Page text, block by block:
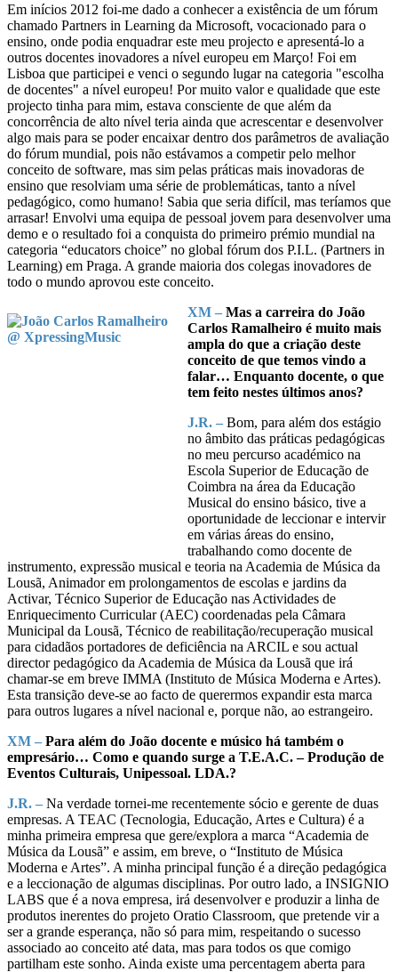
Em inícios 2012 foi-me dado a conhecer a existência de um fórum
chamado Partners in Learning da Microsoft, vocacionado para o
ensino, onde podia enquadrar este meu projecto e apresentá-lo a
outros docentes inovadores a nível europeu em Março! Foi em
Lisboa que participei e venci o segundo lugar na categoria "escolha
de docentes" a nível europeu! Por muito valor e qualidade que este
projecto tinha para mim, estava consciente de que além da
concorrência de alto nível teria ainda que acrescentar e desenvolver
algo mais para se poder encaixar dentro dos parâmetros de avaliação
do fórum mundial, pois não estávamos a competir pelo melhor
conceito de software, mas sim pelas práticas mais inovadoras de
ensino que resolviam uma série de problemáticas, tanto a nível
pedagógico, como humano! Sabia que seria difícil, mas teríamos que
arrasar! Envolvi uma equipa de pessoal jovem para desenvolver uma
demo e o resultado foi a conquista do primeiro prémio mundial na
categoria “educators choice” no global fórum dos P.I.L. (Partners in
Learning) em Praga. A grande maioria dos colegas inovadores de
todo o mundo aprovou este conceito.
XM – Mas a carreira do João
Carlos Ramalheiro é muito mais
ampla do que a criação deste
conceito de que temos vindo a
falar… Enquanto docente, o que
tem feito nestes últimos anos?
J.R. – Bom, para além dos estágio
no âmbito das práticas pedagógicas
no meu percurso académico na
Escola Superior de Educação de
Coimbra na área da Educação
Musical do ensino básico, tive a
oportunidade de leccionar e intervir
em várias áreas do ensino,
trabalhando como docente de
instrumento, expressão musical e teoria na Academia de Música da
Lousã, Animador em prolongamentos de escolas e jardins da
Activar, Técnico Superior de Educação nas Actividades de
Enriquecimento Curricular (AEC) coordenadas pela Câmara
Municipal da Lousã, Técnico de reabilitação/recuperação musical
para cidadãos portadores de deficiência na ARCIL e sou actual
director pedagógico da Academia de Música da Lousã que irá
chamar-se em breve IMMA (Instituto de Música Moderna e Artes).
Esta transição deve-se ao facto de querermos expandir esta marca
para outros lugares a nível nacional e, porque não, ao estrangeiro.
XM – Para além do João docente e músico há também o
empresário… Como e quando surge a T.E.A.C. – Produção de
Eventos Culturais, Unipessoal. LDA.?
J.R. – Na verdade tornei-me recentemente sócio e gerente de duas
empresas. A TEAC (Tecnologia, Educação, Artes e Cultura) é a
minha primeira empresa que gere/explora a marca “Academia de
Música da Lousã” e assim, em breve, o “Instituto de Música
Moderna e Artes”. A minha principal função é a direção pedagógica
e a leccionação de algumas disciplinas. Por outro lado, a INSIGNIO
LABS que é a nova empresa, irá desenvolver e produzir a linha de
produtos inerentes do projeto Oratio Classroom, que pretende vir a
ser a grande esperança, não só para mim, respeitando o sucesso
associado ao conceito até data, mas para todos os que comigo
partilham este sonho. Ainda existe uma percentagem aberta para